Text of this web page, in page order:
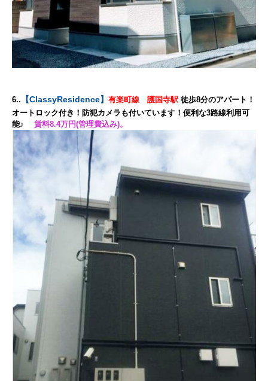
6.. 【ClassyResidence】 有楽町線 護国寺駅 徒歩8分のアパート！
オートロック付き！防犯カメラも付いています！便利な3路線利用可
能♪ 賃料8.4万円(管理費込み)。